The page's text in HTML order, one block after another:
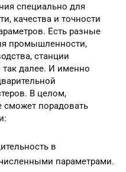
специально для
качества и точности
Есть разные
промышленности,
станции
так далее. И именно
В целом,
сможет порадовать
в
параметрами.